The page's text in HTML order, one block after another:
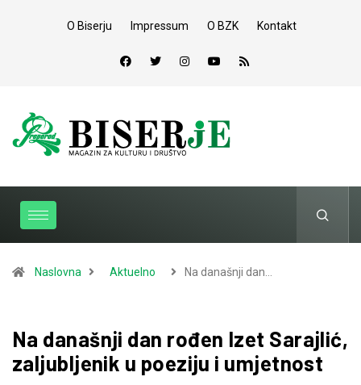
O Biserju Impressum O BZK Kontakt
Naslovna Aktuelno Na današnji dan…
Na današnji dan rođen Izet Sarajlić,
zaljubljenik u poeziju i umjetnost